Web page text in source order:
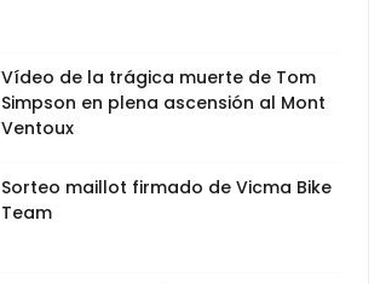
Vídeo de la trágica muerte de Tom
Simpson en plena ascensión al Mont
Ventoux
Sorteo maillot firmado de Vicma Bike
Team